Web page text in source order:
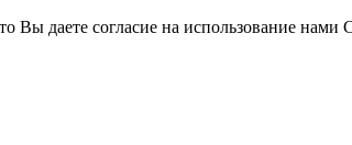
Вы даете согласие на использование